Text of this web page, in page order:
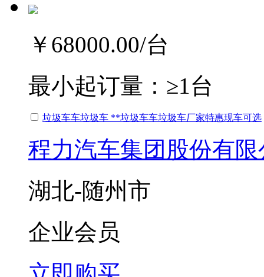
￥68000.00/台
最小起订量： ≥1台
垃圾车车垃圾车 **垃圾车车垃圾车厂家特惠现车可选
程力汽车集团股份有限
湖北-随州市
企业会员